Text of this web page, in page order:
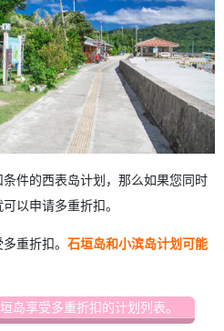
件的西表岛计划，那么如果您同时
以申请多重折扣。
重折扣。 石垣岛和小滨岛计划可能
岛享受多重折扣的计划列表。